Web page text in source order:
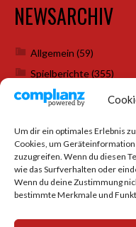
Um dir ein optimales Erlebnis
Cookies, um
zuzugreifen. Wenn du diesen
wie das Surfverhalten oder
Wenn du deine Zustimmung
bestimmte Merkmale und
NEWSARCHIV
Allgemein (59)
Spielberichte(355)
Weihnachtsfeiern(7)
SOCIAL MEDIA